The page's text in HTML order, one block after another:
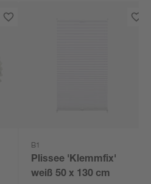
B1
Plissee 'Klemmfix'
weiß 50 x 130 cm